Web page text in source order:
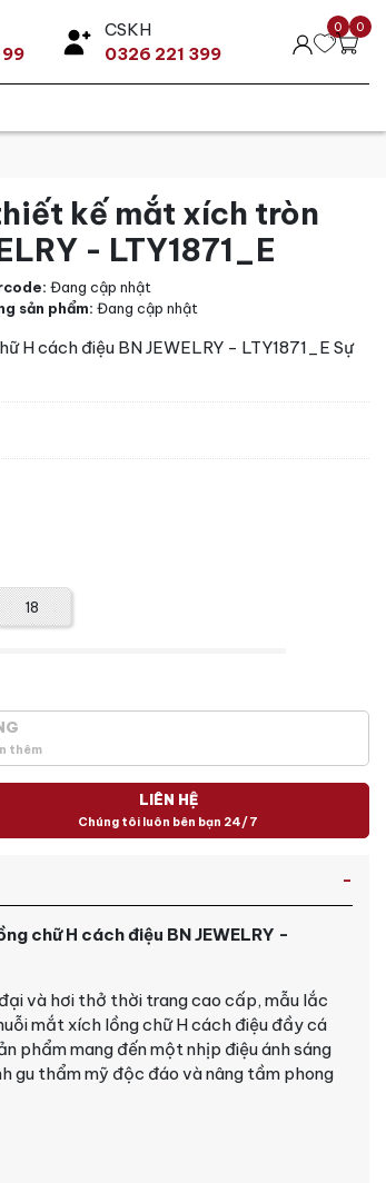
CSKH
0326 221 399
0 0
kế mắt xích tròn
- LTY1871_E
Đang cập nhật
sản phẩm: Đang cập nhật
cách điệu BN JEWELRY - LTY1871_E Sự
18
thêm
LIÊN HỆ
Chúng tôi luôn bên bạn 24/7
chữ H cách điệu BN JEWELRY -
và hơi thở thời trang cao cấp, mẫu lắc
mắt xích lồng chữ H cách điệu đầy cá
phẩm mang đến một nhịp điệu ánh sáng
gu thẩm mỹ độc đáo và nâng tầm phong